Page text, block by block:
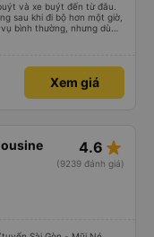
và xe buýt đến từ đâu.
sau khi đi bộ hơn một giờ,
bình thường, nhưng dù
mái. Sẽ tuyệt hơn nếu
Xem giá
4.6 star_rate
(9239 đánh giá)